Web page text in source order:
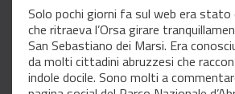
Solo pochi giorni fa sul web era
che ritraeva l’Orsa girare
San Sebastiano dei Marsi. Era
da molti cittadini abruzzesi che
indole docile. Sono molti a